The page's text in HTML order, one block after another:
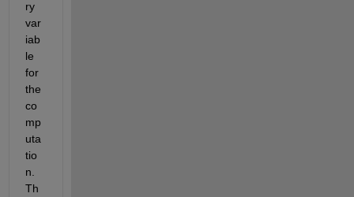
ry
var
iab
le
for
the
co
mp
uta
tio
n.
Th